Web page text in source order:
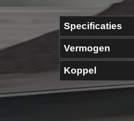
Specificaties
Vermogen
Koppel